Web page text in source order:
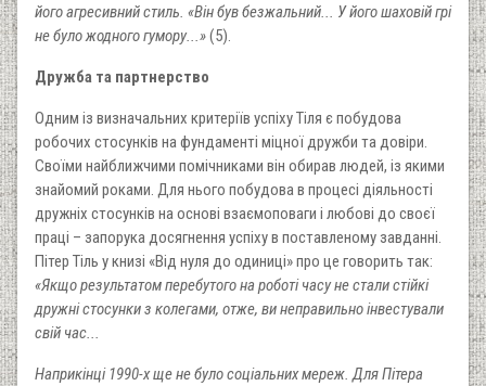
його агресивний стиль. «Він був безжальний... У його шаховій грі
не було жодного гумору...»(5).
Дружба та партнерство
Одним із визначальних критеріїв успіху Тіля є побудова
робочих стосунків на фундаменті міцної дружби та довіри.
Своїми найближчими помічниками він обирав людей, із якими
знайомий роками. Для нього побудова в процесі діяльності
дружніх стосунків на основі взаємоповаги і любові до своєї
праці – запорука досягнення успіху в поставленому завданні.
Пітер Тіль у книзі «Від нуля до одиниці» про це говорить так:
«Якщо результатом перебутого на роботі часу не стали стійкі
дружні стосунки з колегами, отже, ви неправильно інвестували
свій час...
Наприкінці 1990-х ще не було соціальних мереж. Для Пітера